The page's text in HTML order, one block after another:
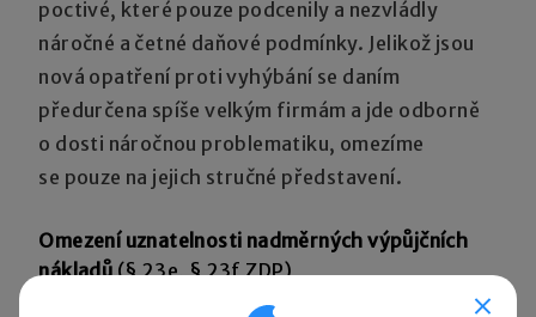
poctivé, které pouze podcenily a nezvládly
náročné a četné daňové podmínky. Jelikož jsou
nová opatření proti vyhýbání se daním
předurčena spíše velkým firmám a jde odborně
o dosti náročnou problematiku, omezíme
se pouze na jejich stručné představení.
Omezení uznatelnosti nadměrných výpůjčních
nákladů(§ 23e, § 23f ZDP)